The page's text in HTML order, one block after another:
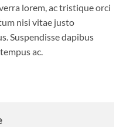
lorem, ac tristique orci
nisi vitae justo
Suspendisse dapibus
ac.